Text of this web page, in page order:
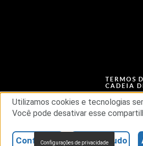
TERMOS
CADEIA
© 2026 RSA
Utilizamos cookies e tecnologias
Você pode desativar esse
Rejeitar tudo
Configurações
Configurações de privacidade